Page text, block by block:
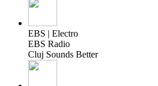
EBS | Electro
EBS Radio
Cluj Sounds Better